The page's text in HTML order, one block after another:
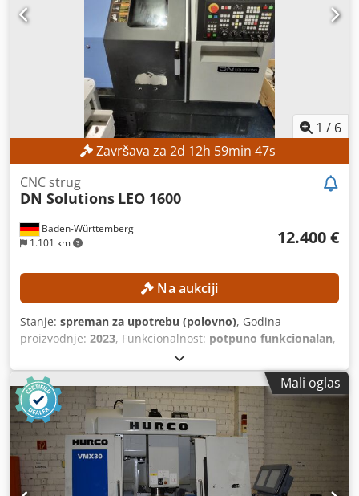
1 / 6
Završava za 2d 12h 59min 45s
Baden-Württemberg
1.101 km
CNC strug
DN Solutions LEO 1600
12.400 €
Na aukciji
Stanje: spreman za upotrebu (polovno), Godina
proizvodnje: 2023, Funkcionalnost: potpuno funkcionalan,
, prečnik obrade:
vretena:52 mm, brzina vretena (maks.):4.500 o/min,
model kontrolera:FANUC CNC, Mašina može biti
pregledana uz prethodnu najavu od tri dana. TEHNIČKE
KARAKTERISTIKE Maksimalni prečnik okretanja: oko 300
mm Maksimalna dužina okretanja: oko 300 mm Prečnik
rupe vretena: oko 52 mm Maksimalna brzina glavnog
vretena: 4.500 o/min Revolver za alatke: 12 pozicija DETALJI
O MAŠINI Upravljački sistem: FANUC CNC Masa mašine:
Mali oglas